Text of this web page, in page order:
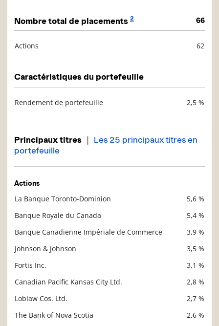
Nombre total de placements 2 66
Actions 62
Caractéristiques du portefeuille
Rendement de portefeuille 2,5 %
Principaux titres | Les 25 principaux titres en
portefeuille
Actions
La Banque Toronto-Dominion
5,6 %
Banque Royale du Canada
5,4 %
Banque Canadienne Impériale de Commerce
3,9 %
Johnson & Johnson
3,5 %
Fortis Inc.
3,1 %
Canadian Pacific Kansas City Ltd.
2,8 %
Loblaw Cos. Ltd.
2,7 %
The Bank of Nova Scotia
2,6 %